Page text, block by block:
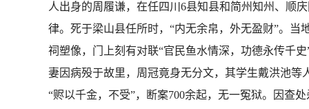
人出身的周履谦，在任四川6县知县和简州知州、顺
律。死于梁山县任所时，“内无余帛，外无盈财”。
祠塑像，门上刻有对联“官民鱼水情深，功德永传千
妻因病殁于故里，周冠竟身无分文，其学生戴洪池
“赆以千金，不受”，断案700余起，无一冤狱。因查